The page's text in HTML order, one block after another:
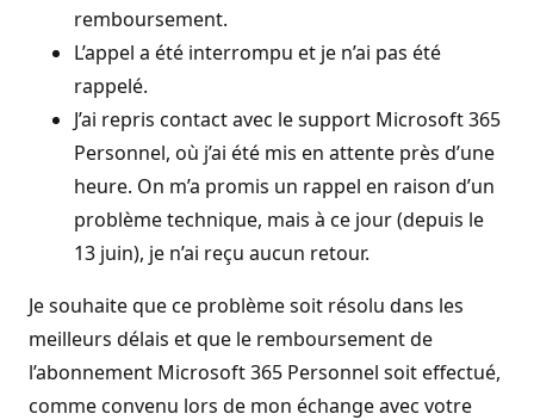
remboursement.
L’appel a été interrompu et je n’ai pas été
rappelé.
J’ai repris contact avec le support Microsoft 365
Personnel, où j’ai été mis en attente près d’une
heure. On m’a promis un rappel en raison d’un
problème technique, mais à ce jour (depuis le
13 juin), je n’ai reçu aucun retour.
Je souhaite que ce problème soit résolu dans les
meilleurs délais et que le remboursement de
l’abonnement Microsoft 365 Personnel soit effectué,
comme convenu lors de mon échange avec votre